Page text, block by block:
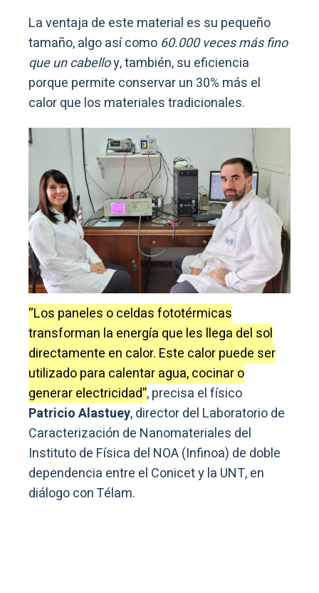
La ventaja de este material es su pequeño
tamaño, algo así como 60.000 veces más fino
que un cabelloy, también, su eficiencia
porque permite conservar un 30% más el
calor que los materiales tradicionales.
“Los paneles o celdas fototérmicas
transforman la energía que les llega del sol
directamente en calor. Este calor puede ser
utilizado para calentar agua, cocinar o
generar electricidad”, precisa el físico
Patricio Alastuey, director del Laboratorio de
Caracterización de Nanomateriales del
Instituto de Física del NOA (Infinoa) de doble
dependencia entre el Conicet y la UNT, en
diálogo con Télam.